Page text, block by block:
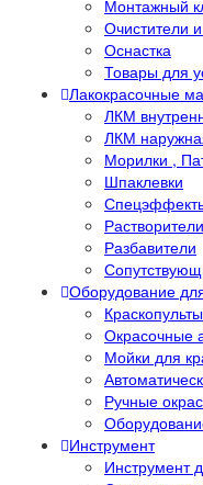
Монтажный
Очистители
Оснастка
Товары для
Лакокрасочные
ЛКМ
ЛКМ
Морилки ,
Шпаклевки
Растворители
Разбавители
Оборудование
Окрасочные
Мойки для
Ручные
Инструмент
Инструмент